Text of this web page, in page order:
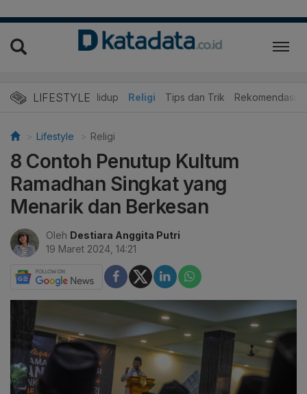
LIFESTYLE
Edukasi Gaya Hidup Religi Tips dan Trik Rekomendasi
Lifestyle Religi
8 Contoh Penutup Kultum
Ramadhan Singkat yang
Menarik dan Berkesan
Oleh Destiara Anggita Putri
19 Maret 2024, 14:21